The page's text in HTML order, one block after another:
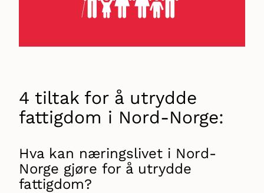
4 tiltak for å utrydde
fattigdom i Nord-Norge:
Hva kan næringslivet i Nord-
Norge gjøre for å utrydde
fattigdom?